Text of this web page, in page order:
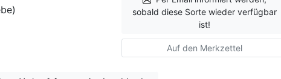
sobald diese Sorte wieder verfügbar
ist!
Auf den Merkzettel